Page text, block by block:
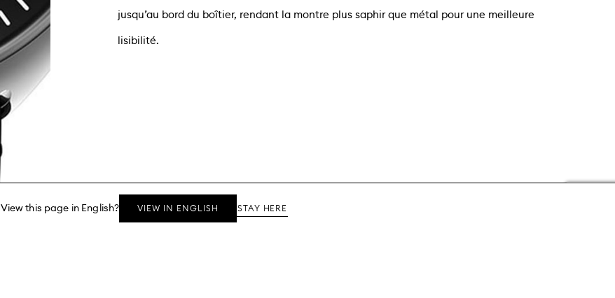
jusqu’au bord du boîtier, rendant la montre plus saphir que métal pour une meilleure
lisibilité.
View this page in English? VIEW IN ENGLISH STAY HERE